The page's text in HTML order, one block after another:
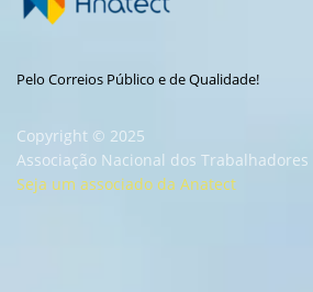
Pelo Correios Público e de Qualidade!
Copyright © 2025
Associação Nacional dos Trabalhadores
Seja um associado da Anatect